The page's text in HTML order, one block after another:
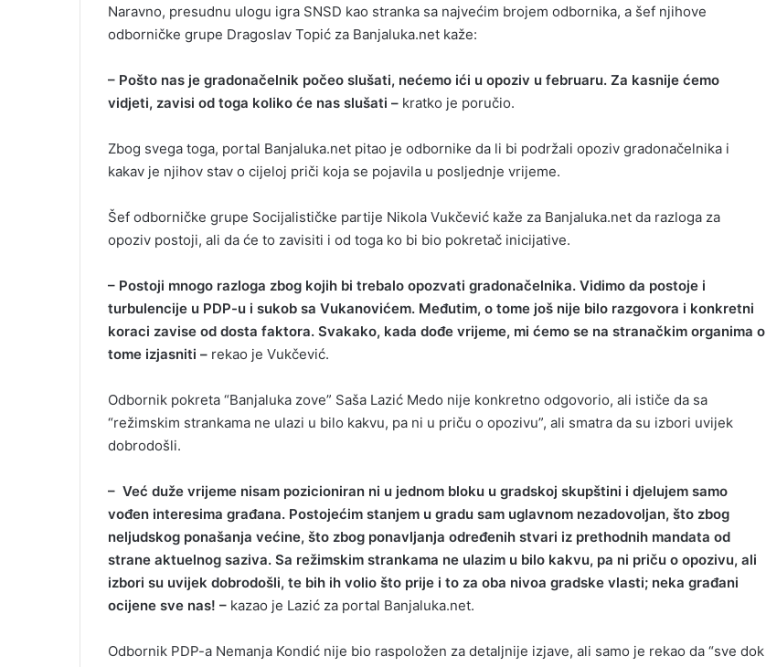
Naravno, presudnu ulogu igra SNSD kao stranka sa najvećim brojem odbornika, a šef njihove
odborničke grupe Dragoslav Topić za Banjaluka.net kaže:
– Pošto nas je gradonačelnik počeo slušati, nećemo ići u opoziv u februaru. Za kasnije ćemo
vidjeti, zavisi od toga koliko će nas slušati – kratko je poručio.
Zbog svega toga, portal Banjaluka.net pitao je odbornike da li bi podržali opoziv gradonačelnika i
kakav je njihov stav o cijeloj priči koja se pojavila u posljednje vrijeme.
Šef odborničke grupe Socijalističke partije Nikola Vukčević kaže za Banjaluka.net da razloga za
opoziv postoji, ali da će to zavisiti i od toga ko bi bio pokretač inicijative.
– Postoji mnogo razloga zbog kojih bi trebalo opozvati gradonačelnika. Vidimo da postoje i
turbulencije u PDP-u i sukob sa Vukanovićem. Međutim, o tome još nije bilo razgovora i konkretni
koraci zavise od dosta faktora. Svakako, kada dođe vrijeme, mi ćemo se na stranačkim organima o
tome izjasniti – rekao je Vukčević.
Odbornik pokreta “Banjaluka zove” Saša Lazić Medo nije konkretno odgovorio, ali ističe da sa
“režimskim strankama ne ulazi u bilo kakvu, pa ni u priču o opozivu”, ali smatra da su izbori uvijek
dobrodošli.
– Već duže vrijeme nisam pozicioniran ni u jednom bloku u gradskoj skupštini i djelujem samo
vođen interesima građana. Postojećim stanjem u gradu sam uglavnom nezadovoljan, što zbog
neljudskog ponašanja većine, što zbog ponavljanja određenih stvari iz prethodnih mandata od
strane aktuelnog saziva. Sa režimskim strankama ne ulazim u bilo kakvu, pa ni priču o opozivu, ali
izbori su uvijek dobrodošli, te bih ih volio što prije i to za oba nivoa gradske vlasti; neka građani
ocijene sve nas! – kazao je Lazić za portal Banjaluka.net.
Odbornik PDP-a Nemanja Kondić nije bio raspoložen za detaljnije izjave, ali samo je rekao da “sve dok